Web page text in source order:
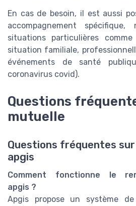
En cas de besoin, il est aussi
accompagnement
situations particulières
situation familiale,
événements de santé
coronavirus covid).
Questions
mutuelle
Questions fréquentes
apgis
Comment fonctionne le
apgis ?
Apgis propose un système